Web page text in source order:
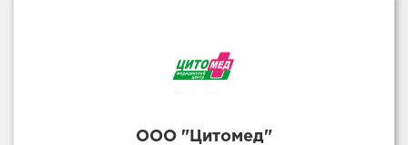
ООО "Цитомед"